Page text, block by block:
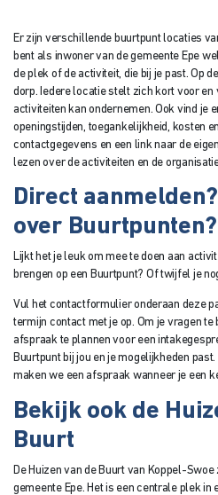
Er zijn verschillende buurtpunt locaties
bent als inwoner van de gemeente Epe
de plek of de activiteit, die bij je past. Op
dorp. Iedere locatie stelt zich kort voor en
activiteiten kan ondernemen. Ook vind je
openingstijden, toegankelijkheid, kosten
contactgegevens en een link naar de
lezen over de activiteiten en de
Direct
over Buurtpunten?
Lijkt het je leuk om mee te doen aan
brengen op een Buurtpunt? Of twijfel je
Vul het contactformulier onderaan deze
termijn contact met je op. Om je vragen
afspraak te plannen voor een
Buurtpunt bij jou en je mogelijkheden
maken we een afspraak wanneer je een
Bekijk ook de
Buurt
De Huizen van de Buurt van Koppel-
gemeente Epe. Het is een centrale plek in